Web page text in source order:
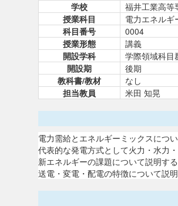
学校
福井工業高等
授業科目
電力エネルギ
科目番号
0004
授業形態
講義
開設学科
学際領域科目
開設期
後期
教科書/教材
なし
担当教員
米田 知晃
電力需給とエネルギーミックスにつ
代表的な発電方式として火力・水力
新エネルギーの課題について説明す
送電・変電・配電の特徴について説